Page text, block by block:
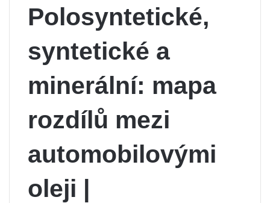
Polosyntetické,
syntetické a
minerální: mapa
rozdílů mezi
automobilovými
oleji |